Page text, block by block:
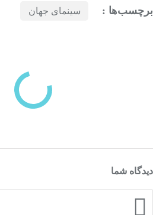
برچسب‌ها : سینمای جهان
دسته‌بندی‌های منتخب برای شما
دیدگاه شما